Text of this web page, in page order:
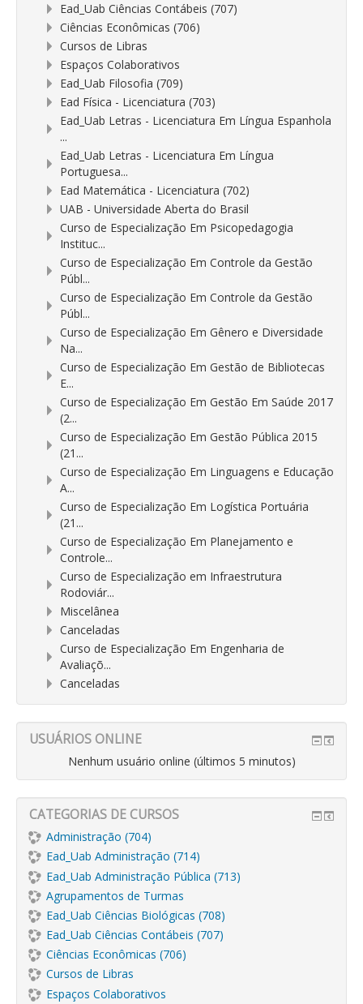
Ead_Uab Ciências Contábeis (707)
Ciências Econômicas (706)
Cursos de Libras
Espaços Colaborativos
Ead_Uab Filosofia (709)
Ead Física - Licenciatura (703)
Ead_Uab Letras - Licenciatura Em Língua Espanhola
...
Ead_Uab Letras - Licenciatura Em Língua
Portuguesa...
Ead Matemática - Licenciatura (702)
UAB - Universidade Aberta do Brasil
Curso de Especialização Em Psicopedagogia
Instituc...
Curso de Especialização Em Controle da Gestão
Públ...
Curso de Especialização Em Controle da Gestão
Públ...
Curso de Especialização Em Gênero e Diversidade
Na...
Curso de Especialização Em Gestão de Bibliotecas
E...
Curso de Especialização Em Gestão Em Saúde 2017
(2...
Curso de Especialização Em Gestão Pública 2015
(21...
Curso de Especialização Em Linguagens e Educação
A...
Curso de Especialização Em Logística Portuária
(21...
Curso de Especialização Em Planejamento e
Controle...
Curso de Especialização em Infraestrutura
Rodoviár...
Miscelânea
Canceladas
Curso de Especialização Em Engenharia de
Avaliaçõ...
Canceladas
USUÁRIOS ONLINE
Nenhum usuário online (últimos 5 minutos)
CATEGORIAS DE CURSOS
Administração (704)
Ead_Uab Administração (714)
Ead_Uab Administração Pública (713)
Agrupamentos de Turmas
Ead_Uab Ciências Biológicas (708)
Ead_Uab Ciências Contábeis (707)
Ciências Econômicas (706)
Cursos de Libras
Espaços Colaborativos